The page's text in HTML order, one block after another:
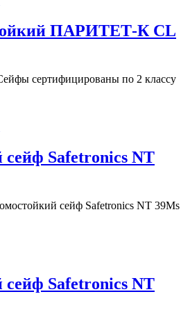
ПАРИТЕТ-К CL
сертифицированы по 2 классу
сейф Safetronics NT
сейф Safetronics NT 39Ms
сейф Safetronics NT